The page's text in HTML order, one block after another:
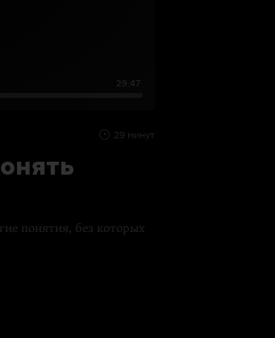
29:47
29 минут
понятия, без которых